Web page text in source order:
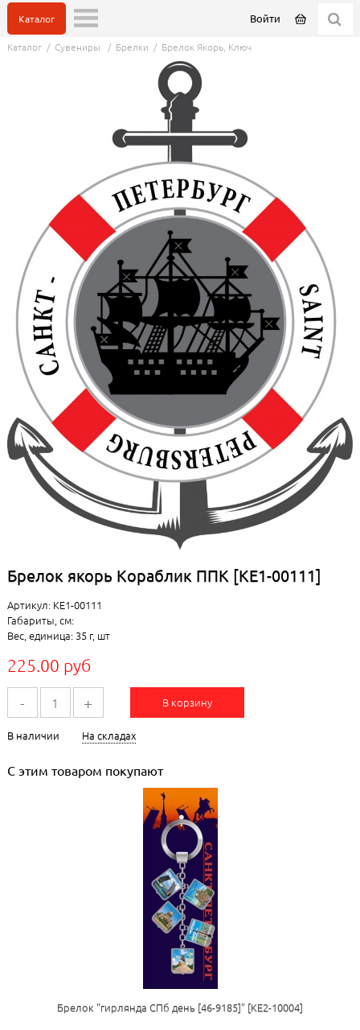
Войти
Каталог
Каталог/ Сувениры / Брелки / Брелок Якорь, Ключ
Брелок якорь Кораблик ППК [КЕ1-00111]
Артикул: КЕ1-00111
Габариты, см:
Вес, единица: 35 г, шт
225.00 руб
- + В корзину
В наличии На складах
С этим товаром покупают
Брелок "гирлянда СПб день [46-9185]" [КЕ2-10004]